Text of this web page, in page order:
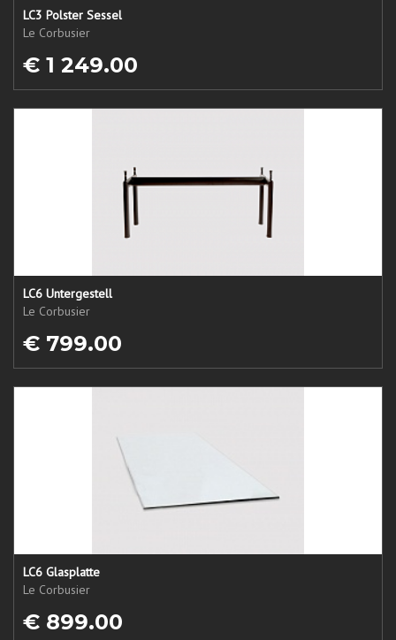
LC3 Polster Sessel
Le Corbusier
€ 1 249.00
LC6 Untergestell
Le Corbusier
€ 799.00
LC6 Glasplatte
Le Corbusier
€ 899.00